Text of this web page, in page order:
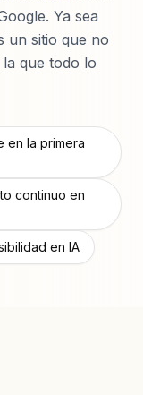
Ya sea
un sitio que no
que todo lo
la primera
continuo en
en IA